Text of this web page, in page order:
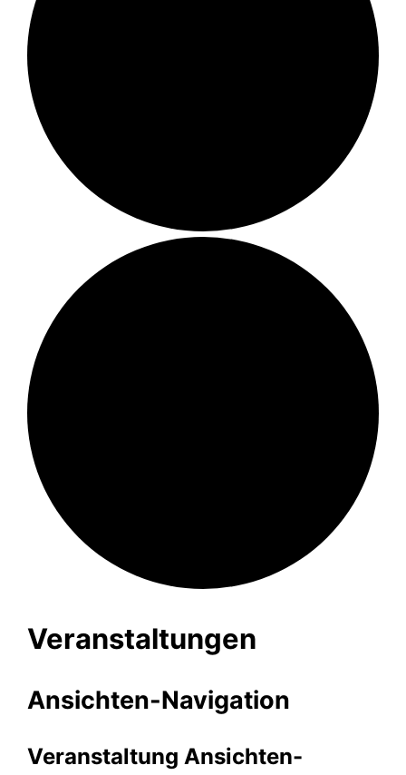
Veranstaltungen
Ansichten-Navigation
Veranstaltung Ansichten-